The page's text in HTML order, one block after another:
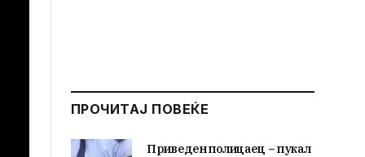
ПРОЧИТАЈ ПОВЕЌЕ
Приведен полицаец – пукал